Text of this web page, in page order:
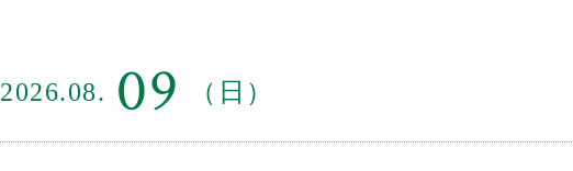
2026.08. 09 （日）